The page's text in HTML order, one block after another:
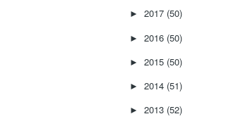
► 2017 (50)
► 2016 (50)
► 2015 (50)
► 2014 (51)
► 2013 (52)